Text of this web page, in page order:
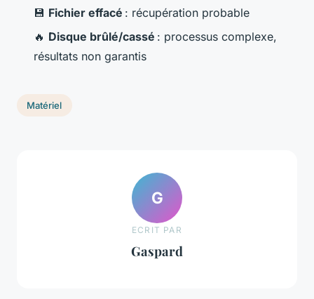
💾 Fichier effacé : récupération probable
🔥 Disque brûlé/cassé : processus complexe,
résultats non garantis
Matériel
G
ECRIT PAR
Gaspard